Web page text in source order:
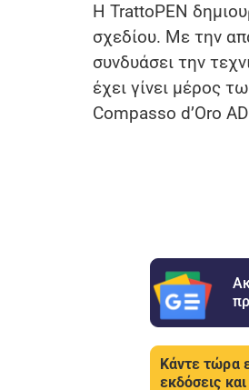
Η TrattoPEN
σχεδίου. Με την
συνδυάσει την
έχει γίνει μέρος
Compasso d’Oro
Κάντε τώρα
εκδόσεις